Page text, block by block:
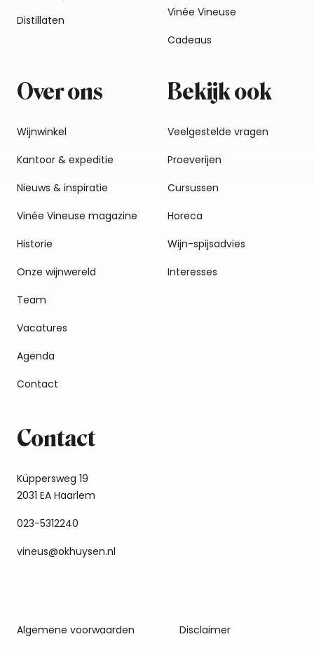
Distillaten
Vinée Vineuse
Cadeaus
Over ons
Wijnwinkel
Kantoor & expeditie
Nieuws & inspiratie
Vinée Vineuse magazine
Historie
Onze wijnwereld
Team
Vacatures
Agenda
Contact
Bekijk ook
Veelgestelde vragen
Proeverijen
Cursussen
Horeca
Wijn-spijsadvies
Interesses
Contact
Küppersweg 19
2031 EA Haarlem
023-5312240
vineus@okhuysen.nl
Algemene voorwaarden
Disclaimer